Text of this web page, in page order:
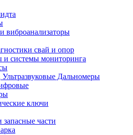
виброанализаторы
свай и опор
и системы мониторинга
Дальномеры
ключи
запасные части